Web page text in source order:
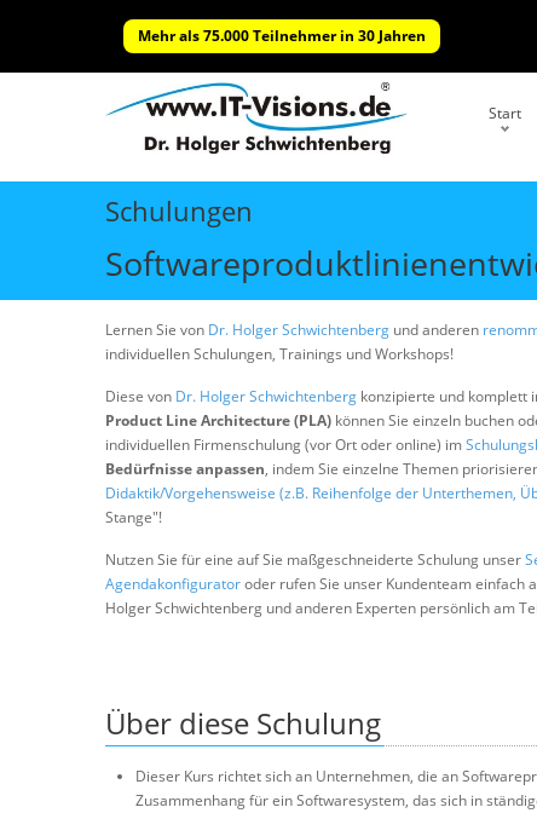
Mehr als 75.000 Teilnehmer in 30 Jahren
Start
Schulungen
Lernen Sie von Dr. Holger Schwichtenberg und anderen
individuellen Schulungen, Trainings und Workshops!
Diese von Dr. Holger Schwichtenberg konzipierte und komplett
Product Line Architecture (PLA) können Sie einzeln buchen
individuellen Firmenschulung (vor Ort oder online) im
Bedürfnisse anpassen, indem Sie einzelne Themen
Didaktik/Vorgehensweise (z.B. Reihenfolge der Unterthemen,
Stange"!
Nutzen Sie für eine auf Sie maßgeschneiderte Schulung unser
Agendakonfiguratoroder rufen Sie unser Kundenteam einfach
Holger Schwichtenberg und anderen Experten persönlich am
Über diese Schulung
Dieser Kurs richtet sich an Unternehmen, die an
Zusammenhang für ein Softwaresystem, das sich in